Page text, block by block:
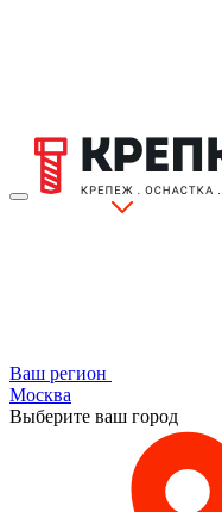
Ваш регион
Москва
Выберите ваш город